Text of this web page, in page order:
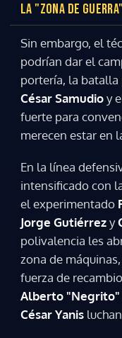
LA "ZONA DE
Sin embargo, el
podrían dar el
portería, la
César Samudioy
fuerte para
merecen estar en
En la línea
intensificado con
el experimentado
Jorge Gutiérrezy
polivalencia les
zona de máquinas,
fuerza de
Alberto
César Yanis